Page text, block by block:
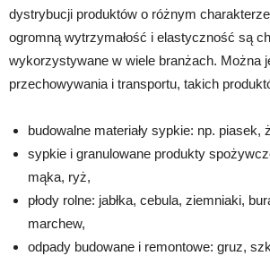
dystrybucji produktów o różnym
ogromną wytrzymałość i elastyczność są
wykorzystywane w wiele branżach. Można
przechowywania i transportu, takich
budowalne materiały sypkie: np. piasek,
sypkie i granulowane produkty
mąka, ryż,
płody rolne: jabłka, cebula, ziemniaki,
marchew,
odpady budowane i remontowe: gruz,